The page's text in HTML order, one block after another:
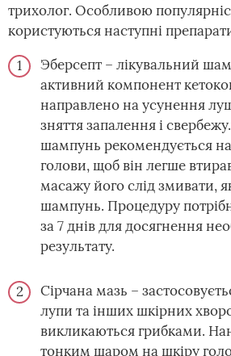
трихолог. Особливою
користуються наступні
Эберсепт – лікувальний
активний компонент
направлено на усунення
зняття запалення і
шампунь рекомендується
голови, щоб він легше
масажу його слід змивати,
шампунь. Процедуру
за 7 днів для досягнення
результату.
Сірчана мазь –
лупи та інших шкірних
викликаються грибками.
тонким шаром на шкіру